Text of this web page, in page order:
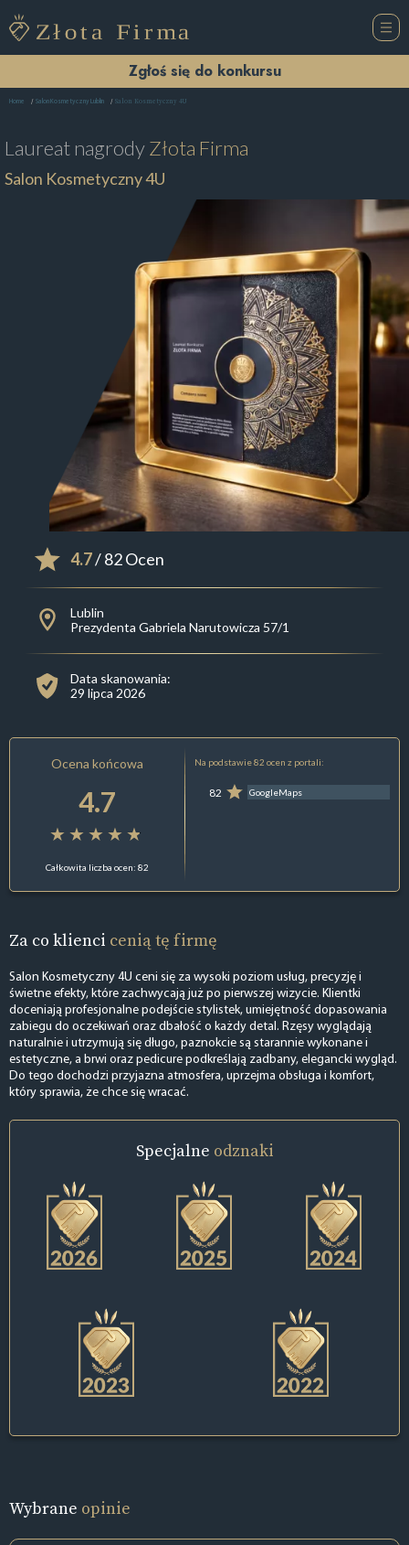
Zgłoś się do konkursu
Home Salon Kosmetyczny Lublin Salon Kosmetyczny 4U
Laureat nagrodyZłota Firma
Salon Kosmetyczny 4U
4.7/ 82 Ocen
Lublin
Prezydenta Gabriela Narutowicza 57/1
Data skanowania:
29 lipca 2026
Ocena końcowa
4.7
Całkowita liczba ocen: 82
Na podstawie 82 ocen z portali:
82 GoogleMaps
Za co klienci cenią tę firmę
Salon Kosmetyczny 4U ceni się za wysoki poziom usług, precyzję i
świetne efekty, które zachwycają już po pierwszej wizycie. Klientki
doceniają profesjonalne podejście stylistek, umiejętność dopasowania
zabiegu do oczekiwań oraz dbałość o każdy detal. Rzęsy wyglądają
naturalnie i utrzymują się długo, paznokcie są starannie wykonane i
estetyczne, a brwi oraz pedicure podkreślają zadbany, elegancki wygląd.
Do tego dochodzi przyjazna atmosfera, uprzejma obsługa i komfort,
który sprawia, że chce się wracać.
Specjalne odznaki
Wybrane opinie